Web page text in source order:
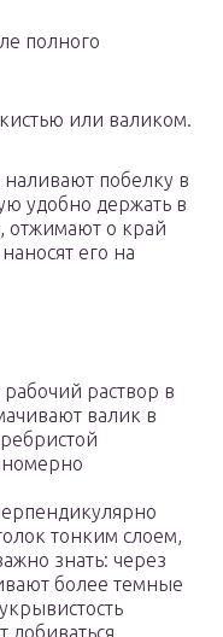
полного
или валиком.
наливают побелку в
удобно держать в
отжимают о край
его на
раствор в
валик в
тонким слоем,
знать: через
более темные
добиваться